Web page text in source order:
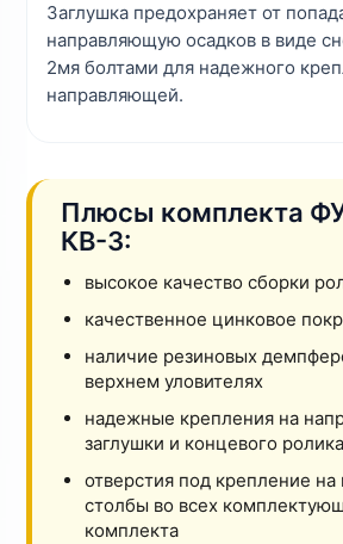
Заглушка предохраняет от
направляющую осадков в виде
2мя болтами для надежного
направляющей.
Плюсы комплекта
КВ-3:
высокое качество сборки
качественное цинковое
наличие резиновых
верхнем уловителях
надежные крепления на
заглушки и концевого ролика
отверстия под крепление
столбы во всех
комплекта